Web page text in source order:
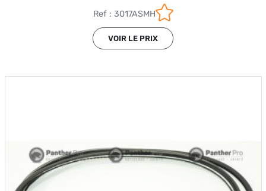
Ref : 3017ASMH
VOIR LE PRIX